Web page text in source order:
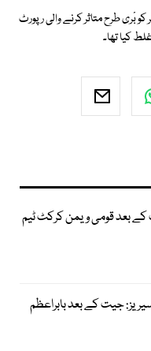
بْری طرح متاثر کرنے والی رپورٹ
کیا تھا۔
بعد قومی ویمن کرکٹ ٹیم
جیت کے بعد بابراعظم